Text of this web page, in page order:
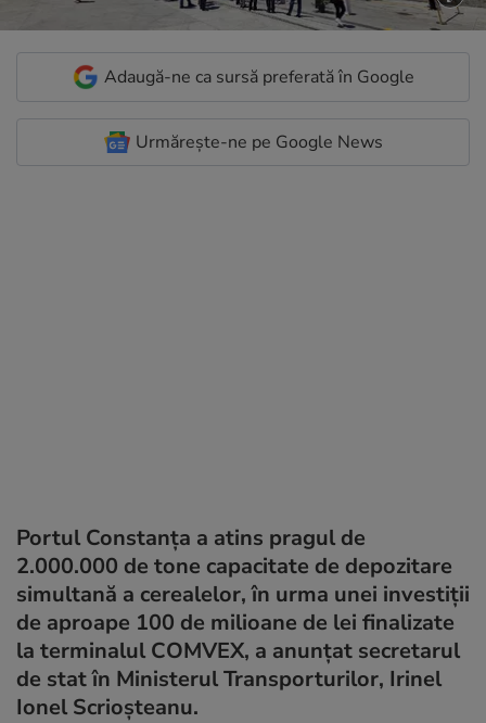
Adaugă-ne ca sursă preferată în Google
Urmărește-ne pe Google News
Portul Constanța a atins pragul de
2.000.000 de tone capacitate de depozitare
simultană a cerealelor, în urma unei investiții
de aproape 100 de milioane de lei finalizate
la terminalul COMVEX, a anunțat secretarul
de stat în Ministerul Transporturilor, Irinel
Ionel Scrioșteanu.